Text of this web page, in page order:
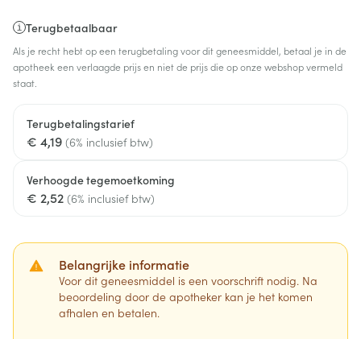
Terugbetaalbaar
Als je recht hebt op een terugbetaling voor dit geneesmiddel, betaal je in de
apotheek een verlaagde prijs en niet de prijs die op onze webshop vermeld
staat.
Terugbetalingstarief
€ 4,19 (6% inclusief btw)
Verhoogde tegemoetkoming
€ 2,52 (6% inclusief btw)
Belangrijke informatie
Voor dit geneesmiddel is een voorschrift nodig. Na
beoordeling door de apotheker kan je het komen
afhalen en betalen.